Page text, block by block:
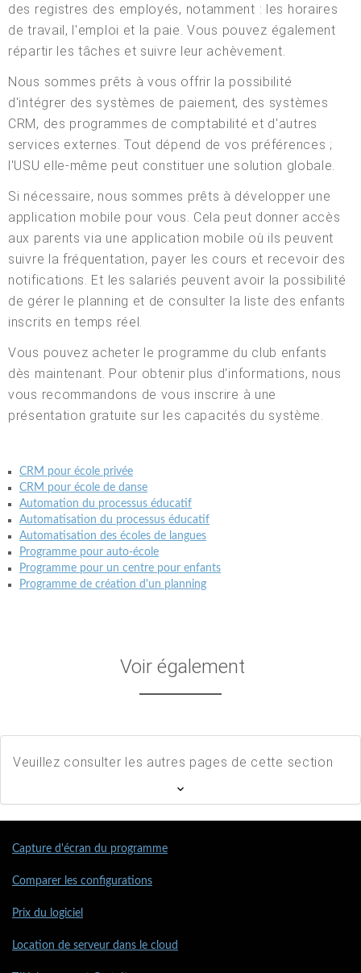
des registres des employés, notamment : les horaires
de travail, l'emploi et la paie. Vous pouvez également
répartir les tâches et suivre leur achèvement.
Nous sommes prêts à vous offrir la possibilité
d'intégrer des systèmes de paiement, des systèmes
CRM, des programmes de comptabilité et d'autres
services externes. Tout dépend de vos préférences ;
l'USU elle-même peut constituer une solution globale.
Si nécessaire, nous sommes prêts à développer une
application mobile pour vous. Cela peut donner accès
aux parents via une application mobile où ils peuvent
suivre la fréquentation, payer les cours et recevoir des
notifications. Et les salariés peuvent avoir la possibilité
de gérer le planning et de consulter la liste des enfants
inscrits en temps réel.
Vous pouvez acheter le programme du club enfants
dès maintenant. Pour obtenir plus d'informations, nous
vous recommandons de vous inscrire à une
présentation gratuite sur les capacités du système.
CRM pour école privée
CRM pour école de danse
Automation du processus éducatif
Automatisation du processus éducatif
Automatisation des écoles de langues
Programme pour auto-école
Programme pour un centre pour enfants
Programme de création d'un planning
Voir également
Veuillez consulter les autres pages de cette section
Capture d'écran du programme
Comparer les configurations
Prix du logiciel
Location de serveur dans le cloud